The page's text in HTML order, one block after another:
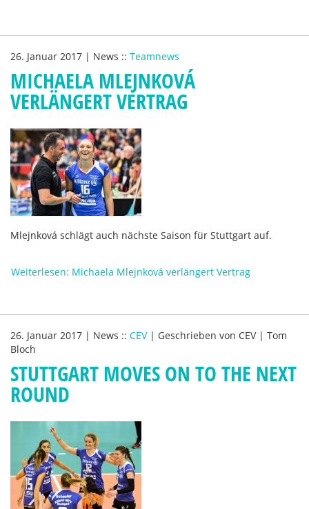
26. Januar 2017 | News :: Teamnews
MICHAELA MLEJNKOVÁ
VERLÄNGERT VERTRAG
Mlejnková schlägt auch nächste Saison für Stuttgart auf.
Weiterlesen: Michaela Mlejnková verlängert Vertrag
26. Januar 2017 | News :: CEV | Geschrieben von CEV | Tom
Bloch
STUTTGART MOVES ON TO THE NEXT
ROUND